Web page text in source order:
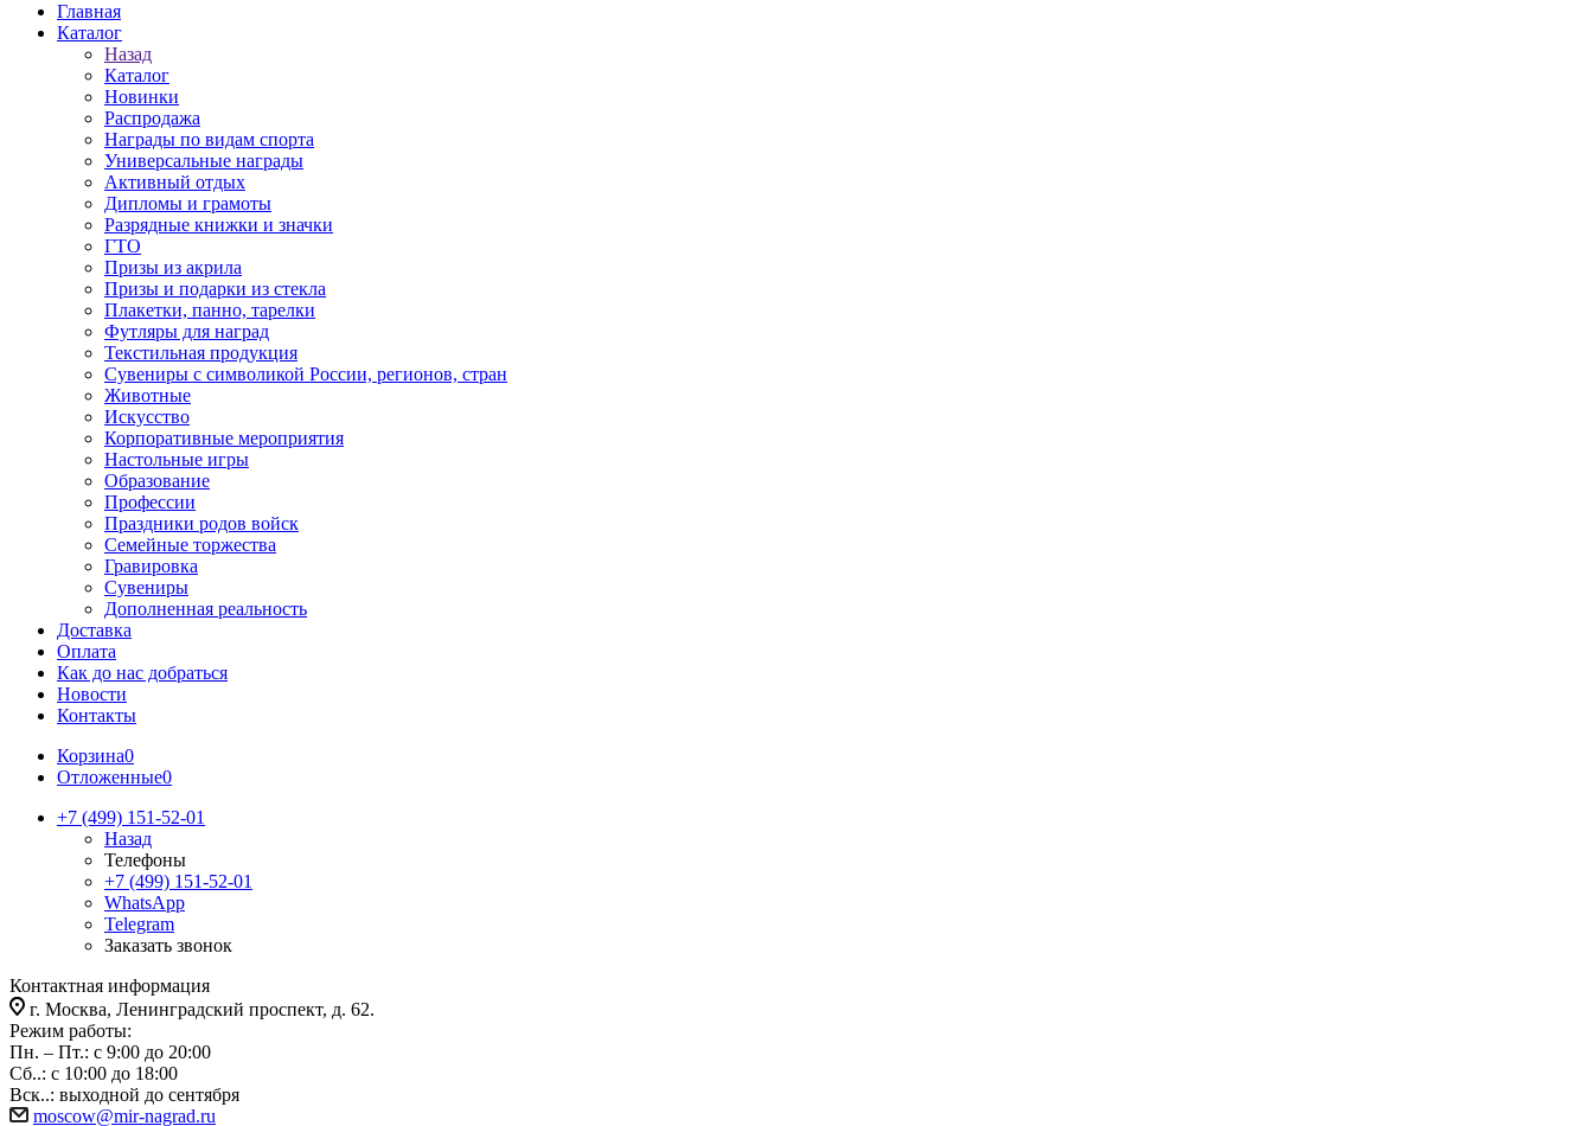
Главная
Каталог
Назад
Каталог
Новинки
Распродажа
Награды по видам спорта
Универсальные награды
Активный отдых
Дипломы и грамоты
Разрядные книжки и значки
ГТО
Призы из акрила
Призы и подарки из стекла
Плакетки, панно, тарелки
Футляры для наград
Текстильная продукция
Сувениры с символикой России, регионов, стран
Животные
Искусство
Корпоративные мероприятия
Настольные игры
Образование
Профессии
Праздники родов войск
Семейные торжества
Гравировка
Сувениры
Дополненная реальность
Доставка
Оплата
Как до нас добраться
Новости
Контакты
Корзина0
Отложенные0
+7 (499) 151-52-01
Назад
Телефоны
+7 (499) 151-52-01
WhatsApp
Telegram
Заказать звонок
Контактная информация
г. Москва, Ленинградский проспект, д. 62.
Режим работы:
Пн. – Пт.: с 9:00 до 20:00
Сб..: с 10:00 до 18:00
Вск..: выходной до сентября
moscow@mir-nagrad.ru